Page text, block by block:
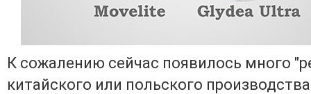
К сожалению сейчас появилось много
китайского или польского